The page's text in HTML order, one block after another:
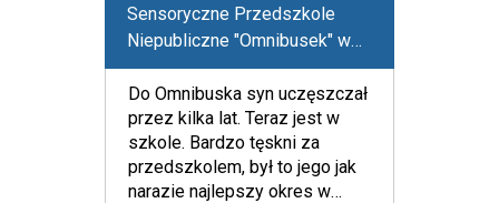
Sensoryczne Przedszkole
Niepubliczne "Omnibusek" w
Suwałkach
Do Omnibuska syn uczęszczał
przez kilka lat. Teraz jest w
szkole. Bardzo tęskni za
przedszkolem, był to jego jak
narazie najlepszy okres w